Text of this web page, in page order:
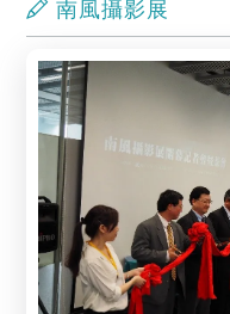
南風攝影展